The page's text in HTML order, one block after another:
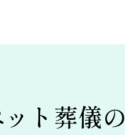
ト葬儀の